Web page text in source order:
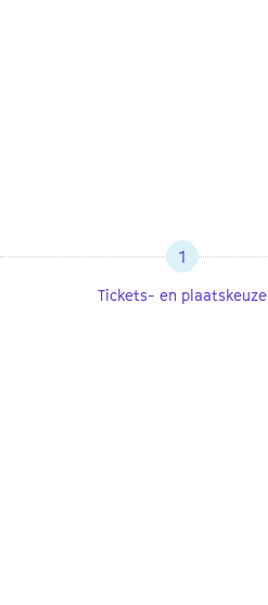
1
Tickets- en plaatskeuze